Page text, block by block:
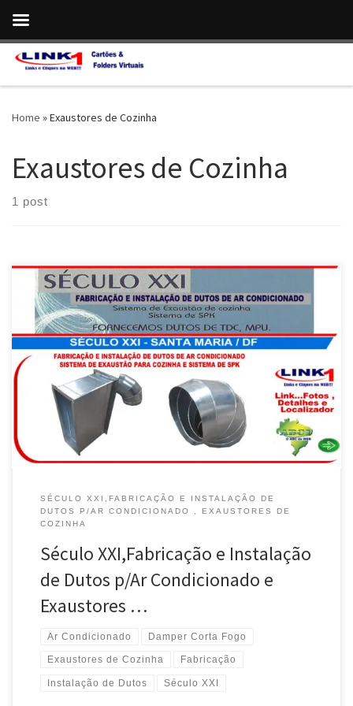
Skip to content
Home »Exaustores de Cozinha
Exaustores de Cozinha
1 post
Século XXI , Fabricação e Instalação de Dutos para Ar
Condicionado e Exaustores em Santa Maria / DF Fabricante e
Instalador de Dutos p/ Ar Condicionado em TDC e MPU, atende
Taguatinga/Brasília / DF Fabricante de Exaustores e Sistema SPK
atende Guará , Águas Claras e Vicente Pires / DF Fabricação […]
SÉCULO XXI,FABRICAÇÃO E INSTALAÇÃO DE
DUTOS P/AR CONDICIONADO , EXAUSTORES DE
COZINHA
Século XXI,Fabricação e Instalação
de Dutos p/Ar Condicionado e
Exaustores …
Ar Condicionado Damper Corta Fogo
Exaustores de Cozinha Fabricação
Instalação de Dutos Século XXI